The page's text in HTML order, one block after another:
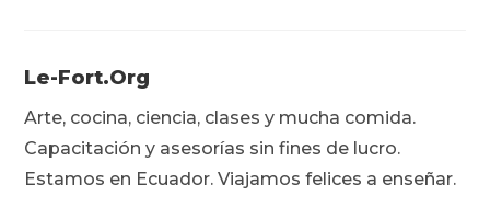
Le-Fort.org
Arte, cocina, ciencia, clases y mucha comida.
Capacitación y asesorías sin fines de lucro.
Estamos en Ecuador. Viajamos felices a enseñar.